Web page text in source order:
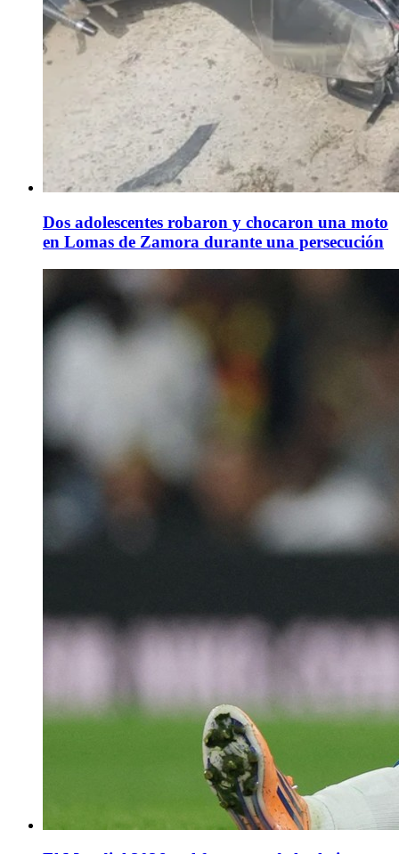
Dos adolescentes robaron y chocaron una moto
en Lomas de Zamora durante una persecución